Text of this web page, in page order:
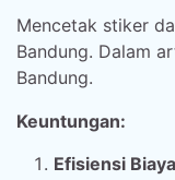
Mencetak stiker
Bandung. Dalam
Bandung.
Keuntungan:
Efisiensi